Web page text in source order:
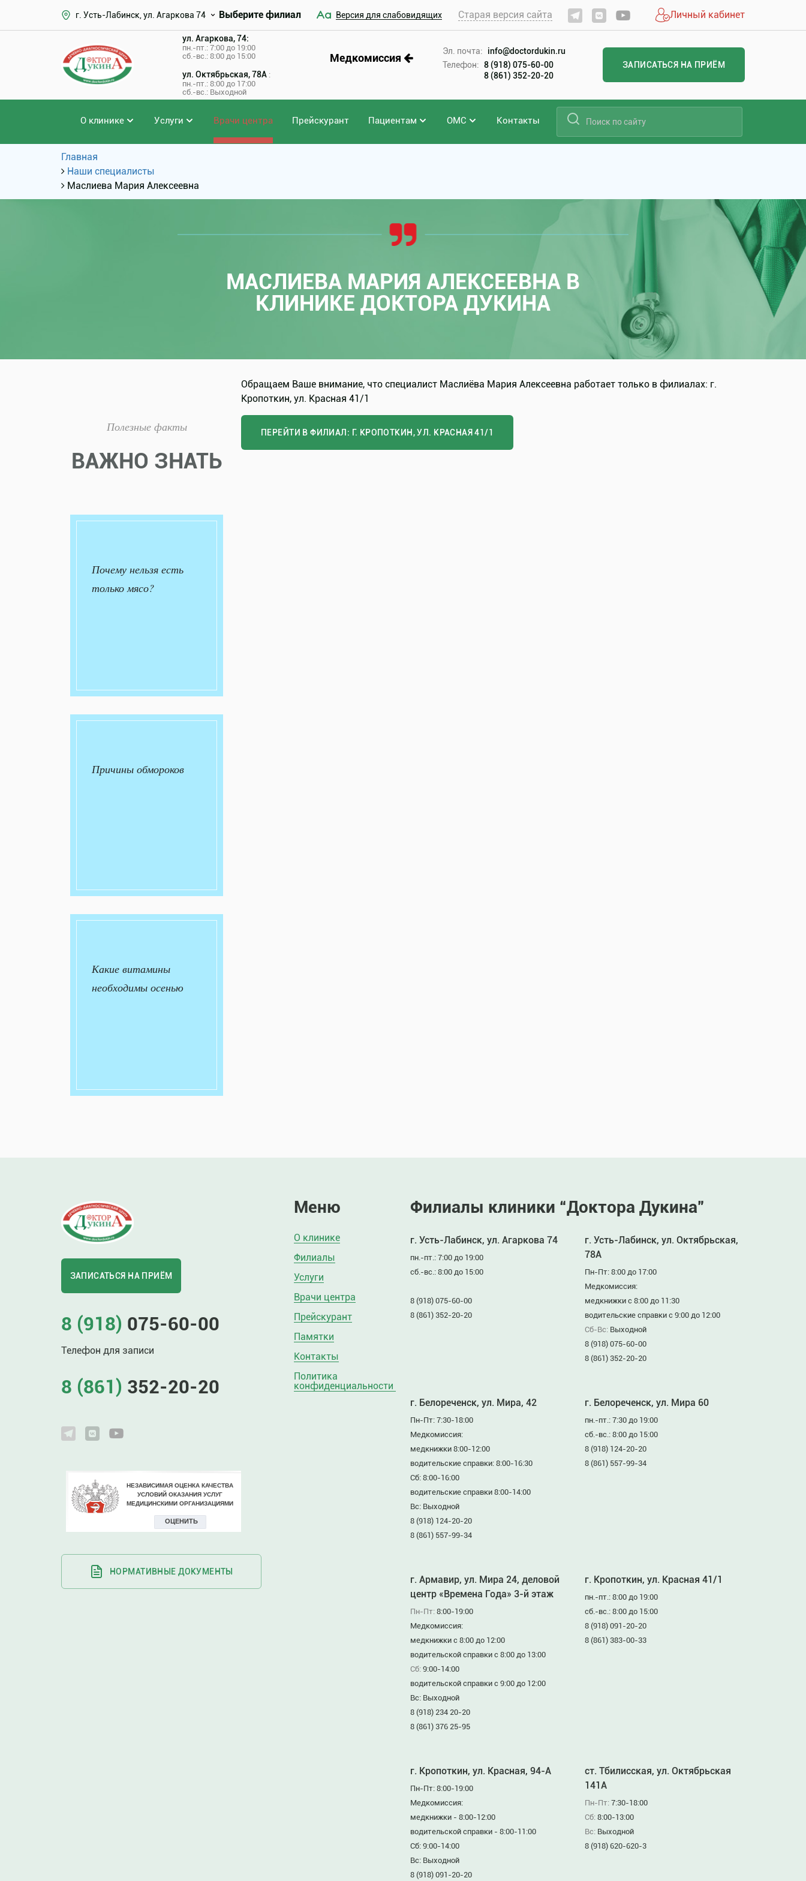
г. Усть-Лабинск, ул. Агаркова 74 Выберите филиал Версия для слабовидящих Старая версия сайта Личный кабинет
ул. Агаркова, 74:
пн.-пт.: 7:00 до 19:00
сб.-вс.: 8:00 до 15:00
ул. Октябрьская, 78А :
пн.-пт.: 8:00 до 17:00
сб.-вс.: Выходной
Медкомиссия
Эл. почта:
info@doctordukin.ru
Телефон: 8 (918) 075-60-00
8 (861) 352-20-20
ЗАПИСАТЬСЯ НА ПРИЁМ
О клинике Услуги Врачи центра Прейскурант Пациентам ОМС Контакты
Главная
Наши специалисты
Маслиева Мария Алексеевна
МАСЛИЕВА МАРИЯ АЛЕКСЕЕВНА В
КЛИНИКЕ ДОКТОРА ДУКИНА
Обращаем Ваше внимание, что специалист Маслиёва Мария Алексеевна работает только в филиалах: г.
Кропоткин, ул. Красная 41/1
ПЕРЕЙТИ В ФИЛИАЛ: Г. КРОПОТКИН, УЛ. КРАСНАЯ 41/1
Полезные факты
ВАЖНО ЗНАТЬ
Почему нельзя есть
только мясо?
Причины обмороков
Какие витамины
необходимы осенью
ЗАПИСАТЬСЯ НА ПРИЁМ
8 (918) 075-60-00
Телефон для записи
8 (861) 352-20-20
НОРМАТИВНЫЕ ДОКУМЕНТЫ
Меню
О клинике
Филиалы
Услуги
Врачи центра
Прейскурант
Памятки
Контакты
Политика
конфиденциальности
Филиалы клиники “Доктора Дукина”
г. Усть-Лабинск, ул. Агаркова 74
пн.-пт.: 7:00 до 19:00
сб.-вс.: 8:00 до 15:00
8 (918) 075-60-00
8 (861) 352-20-20
г. Усть-Лабинск, ул. Октябрьская,
78А
Пн-Пт: 8:00 до 17:00
Медкомиссия:
медкнижки с 8:00 до 11:30
водительские справки с 9:00 до 12:00
Сб-Вс: Выходной
8 (918) 075-60-00
8 (861) 352-20-20
г. Белореченск, ул. Мира, 42
Пн-Пт: 7:30-18:00
Медкомиссия:
медкнижки 8:00-12:00
водительские справки: 8:00-16:30
Сб: 8:00-16:00
водительские справки 8:00-14:00
Вс: Выходной
8 (918) 124-20-20
8 (861) 557-99-34
г. Белореченск, ул. Мира 60
пн.-пт.: 7:30 до 19:00
сб.-вс.: 8:00 до 15:00
8 (918) 124-20-20
8 (861) 557-99-34
г. Армавир, ул. Мира 24, деловой
центр «Времена Года» 3-й этаж
Пн-Пт: 8:00-19:00
Медкомиссия:
медкнижки с 8:00 до 12:00
водительской справки с 8:00 до 13:00
Сб: 9:00-14:00
водительской справки с 9:00 до 12:00
Вс: Выходной
8 (918) 234 20-20
8 (861) 376 25-95
г. Кропоткин, ул. Красная 41/1
пн.-пт.: 8:00 до 19:00
сб.-вс.: 8:00 до 15:00
8 (918) 091-20-20
8 (861) 383-00-33
г. Кропоткин, ул. Красная, 94-А
Пн-Пт: 8:00-19:00
Медкомиссия:
медкнижки - 8:00-12:00
водительской справки - 8:00-11:00
Сб: 9:00-14:00
Вс: Выходной
8 (918) 091-20-20
ст. Тбилисская, ул. Октябрьская
141А
Пн-Пт: 7:30-18:00
Сб: 8:00-13:00
Вс: Выходной
8 (918) 620-620-3